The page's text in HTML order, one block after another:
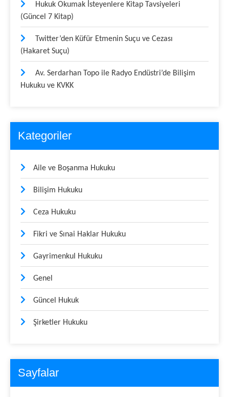
Hukuk Okumak İsteyenlere Kitap Tavsiyeleri
(Güncel 7 Kitap)
Twitter’den Küfür Etmenin Suçu ve Cezası
(Hakaret Suçu)
Av. Serdarhan Topo ile Radyo Endüstri’de Bilişim
Hukuku ve KVKK
Kategoriler
Aile ve Boşanma Hukuku
Bilişim Hukuku
Ceza Hukuku
Fikri ve Sınai Haklar Hukuku
Gayrimenkul Hukuku
Genel
Güncel Hukuk
Şirketler Hukuku
Sayfalar